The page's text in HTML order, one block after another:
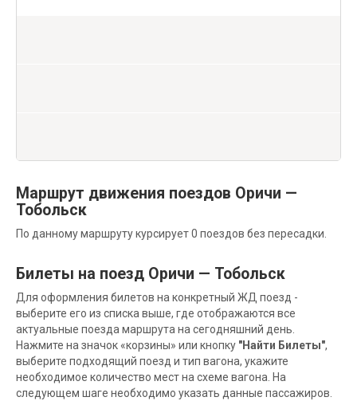
Маршрут движения поездов Оричи —
Тобольск
По данному маршруту курсирует 0 поездов без пересадки.
Билеты на поезд Оричи — Тобольск
Для оформления билетов на конкретный ЖД поезд -
выберите его из списка выше, где отображаются все
актуальные поезда маршрута на сегодняшний день.
Нажмите на значок «корзины» или кнопку "Найти Билеты",
выберите подходящий поезд и тип вагона, укажите
необходимое количество мест на схеме вагона. На
следующем шаге необходимо указать данные пассажиров.